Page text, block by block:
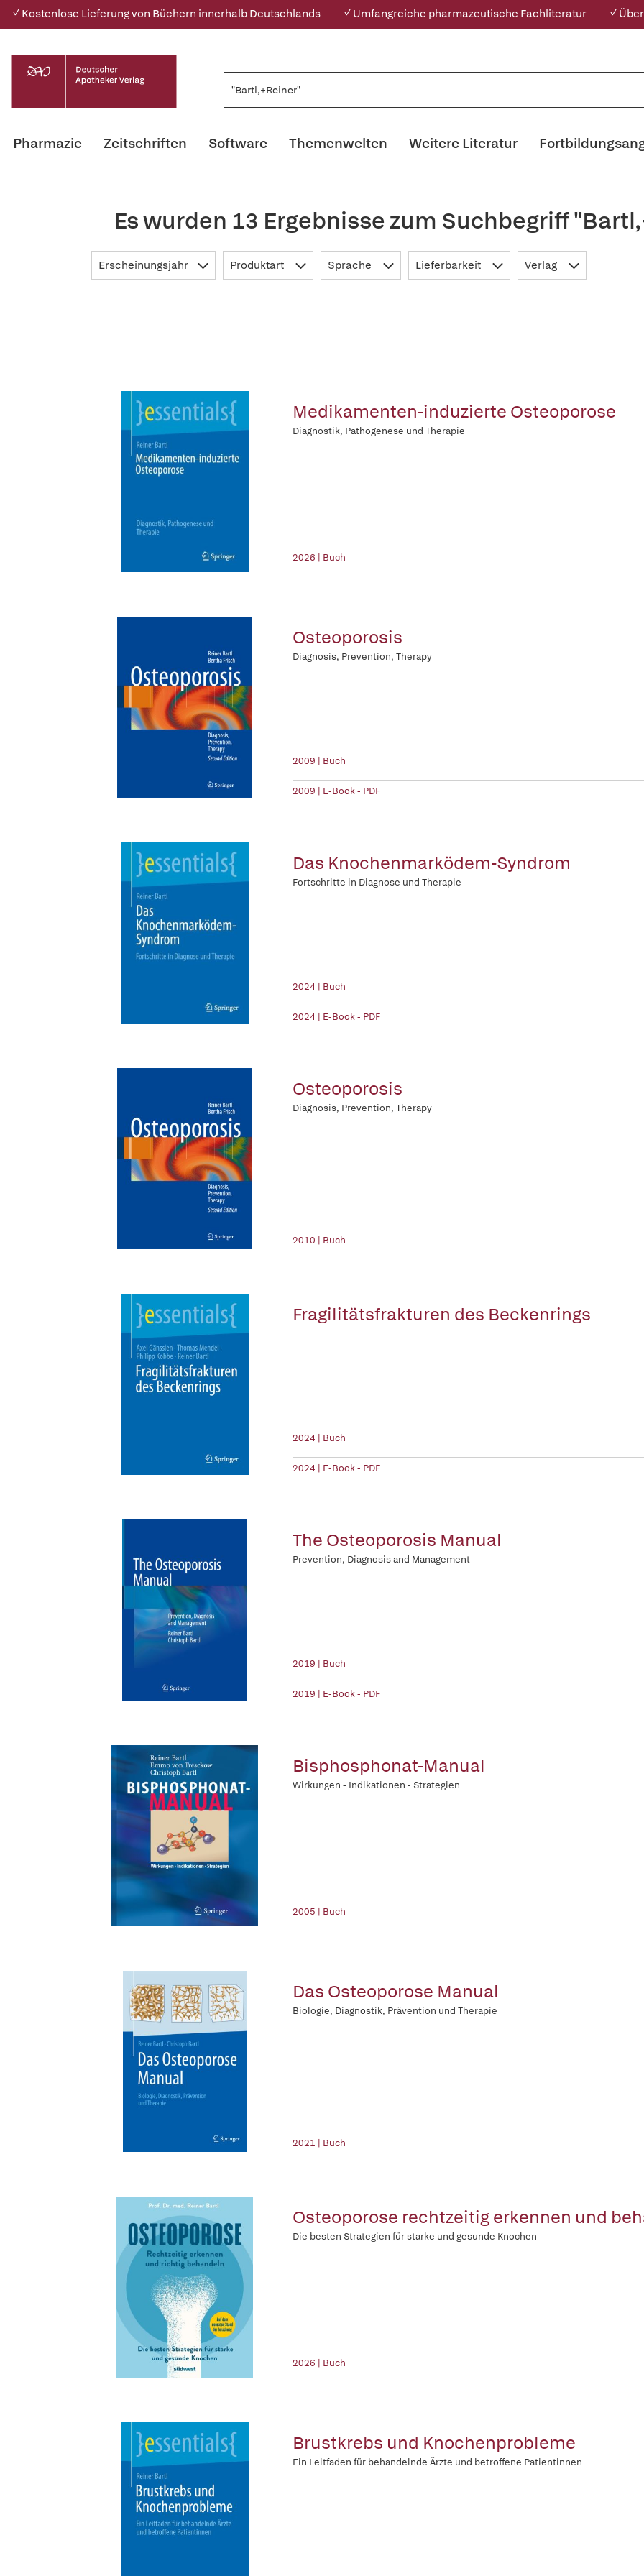
✓ Kostenlose Lieferung von Büchern innerhalb Deutschlands ✓ Umfangreiche pharmazeutische Fachliteratur ✓
Pharmazie Zeitschriften Software Themenwelten Weitere Literatur
Es wurden 13 Ergebnisse zum Suchbegriff
Erscheinungsjahr Produktart Sprache Lieferbarkeit Verlag
Medikamenten-induzierte Osteoporose
Diagnostik, Pathogenese und Therapie
2026 | Buch
Osteoporosis
Diagnosis, Prevention, Therapy
2009 | Buch
2009 | E-Book - PDF
Das Knochenmarködem-Syndrom
Fortschritte in Diagnose und Therapie
2024 | Buch
2024 | E-Book - PDF
Osteoporosis
Diagnosis, Prevention, Therapy
2010 | Buch
Fragilitätsfrakturen des Beckenrings
2024 | Buch
2024 | E-Book - PDF
The Osteoporosis Manual
Prevention, Diagnosis and Management
2019 | Buch
2019 | E-Book - PDF
Bisphosphonat-Manual
Wirkungen - Indikationen - Strategien
2005 | Buch
Das Osteoporose Manual
Biologie, Diagnostik, Prävention und Therapie
2021 | Buch
Osteoporose rechtzeitig erkennen und
Die besten Strategien für starke und gesunde Knochen
2026 | Buch
Brustkrebs und Knochenprobleme
Ein Leitfaden für behandelnde Ärzte und betroffene Patientinnen